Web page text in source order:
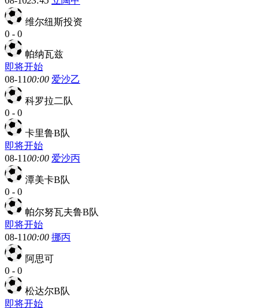
维尔纽斯投资
0 - 0
帕纳瓦兹
即将开始
08-1100:00 爱沙乙
科罗拉二队
0 - 0
卡里鲁B队
即将开始
08-1100:00 爱沙丙
潭美卡B队
0 - 0
帕尔努瓦夫鲁B队
即将开始
08-1100:00 挪丙
阿思可
0 - 0
松达尔B队
即将开始